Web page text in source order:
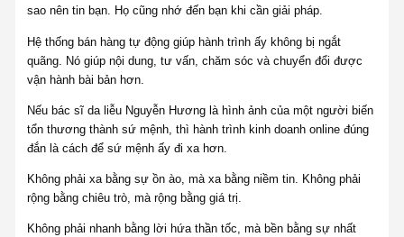
sao nên tin bạn. Họ cũng nhớ đến bạn khi cần giải pháp.
Hệ thống bán hàng tự động giúp hành trình ấy không bị ngắt
quãng. Nó giúp nội dung, tư vấn, chăm sóc và chuyển đổi được
vận hành bài bản hơn.
Nếu bác sĩ da liễu Nguyễn Hương là hình ảnh của một người biến
tổn thương thành sứ mệnh, thì hành trình kinh doanh online đúng
đắn là cách để sứ mệnh ấy đi xa hơn.
Không phải xa bằng sự ồn ào, mà xa bằng niềm tin. Không phải
rộng bằng chiêu trò, mà rộng bằng giá trị.
Không phải nhanh bằng lời hứa thần tốc, mà bền bằng sự nhất